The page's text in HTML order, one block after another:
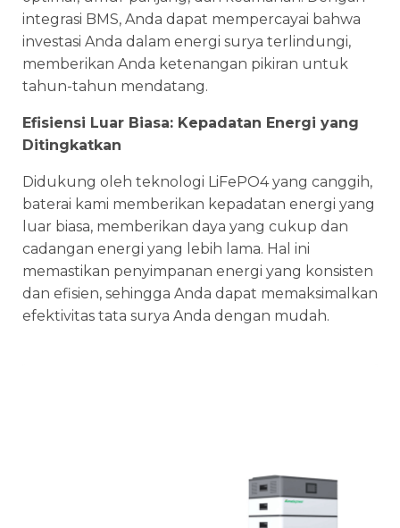
integrasi BMS, Anda dapat mempercayai bahwa
investasi Anda dalam energi surya terlindungi,
memberikan Anda ketenangan pikiran untuk
tahun-tahun mendatang.
Efisiensi Luar Biasa: Kepadatan Energi yang
Ditingkatkan
Didukung oleh teknologi LiFePO4 yang canggih,
baterai kami memberikan kepadatan energi yang
luar biasa, memberikan daya yang cukup dan
cadangan energi yang lebih lama. Hal ini
memastikan penyimpanan energi yang konsisten
dan efisien, sehingga Anda dapat memaksimalkan
efektivitas tata surya Anda dengan mudah.